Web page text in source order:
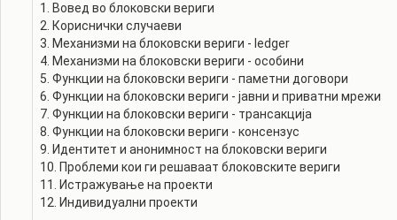
1. Вовед во блоковски вериги
2. Кориснички случаеви
3. Механизми на блоковски вериги - ledger
4. Механизми на блоковски вериги - особини
5. Функции на блоковски вериги - паметни договори
6. Функции на блоковски вериги - јавни и приватни мрежи
7. Функции на блоковски вериги - трансакција
8. Функции на блоковски вериги - консензус
9. Идентитет и анонимност на блоковски вериги
10. Проблеми кои ги решаваат блоковските вериги
11. Истражување на проекти
12. Индивидуални проекти